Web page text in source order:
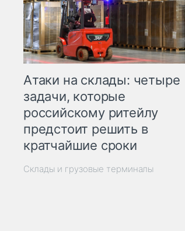
Атаки на склады: четыре
задачи, которые
российскому ритейлу
предстоит решить в
кратчайшие сроки
Склады и грузовые терминалы